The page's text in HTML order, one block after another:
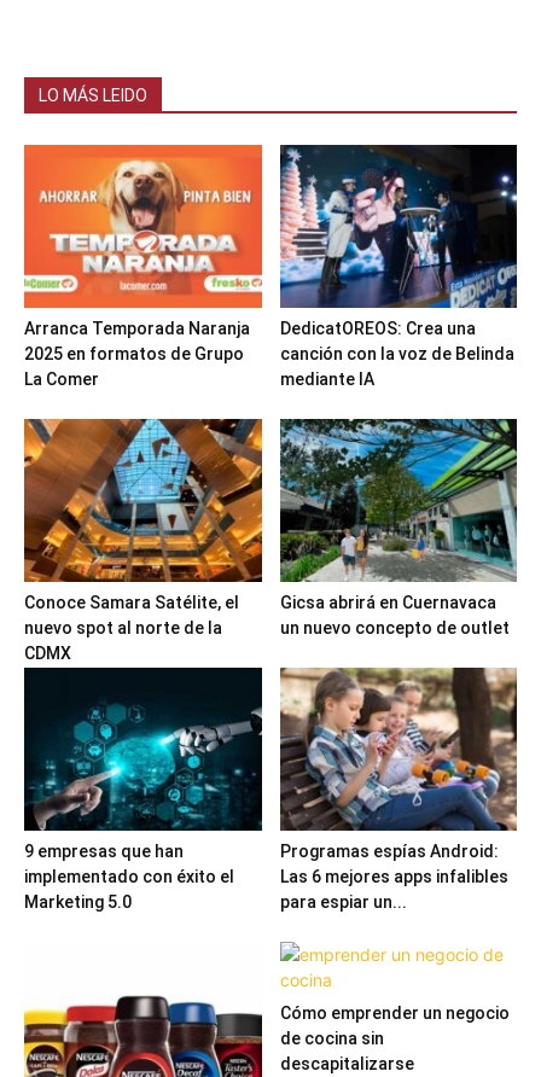
LO MÁS LEIDO
Arranca Temporada Naranja
2025 en formatos de Grupo
La Comer
DedicatOREOS: Crea una
canción con la voz de Belinda
mediante IA
Conoce Samara Satélite, el
nuevo spot al norte de la
CDMX
Gicsa abrirá en Cuernavaca
un nuevo concepto de outlet
9 empresas que han
implementado con éxito el
Marketing 5.0
Programas espías Android:
Las 6 mejores apps infalibles
para espiar un...
Cómo emprender un negocio
de cocina sin
descapitalizarse